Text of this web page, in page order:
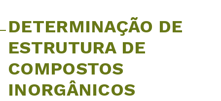
DETERMINAÇÃO DE
ESTRUTURA DE
COMPOSTOS
INORGÂNICOS